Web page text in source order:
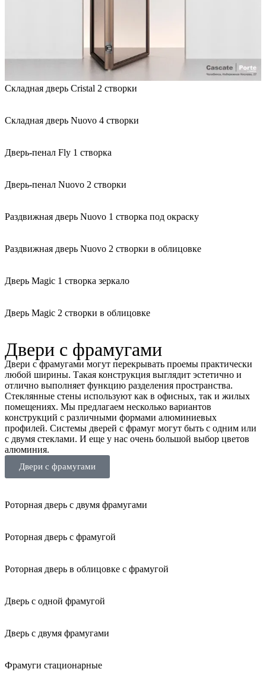
Складная дверь Cristal 2 створки
Складная дверь Nuovo 4 створки
Дверь-пенал Fly 1 створка
Дверь-пенал Nuovo 2 створки
Раздвижная дверь Nuovo 1 створка под окраску
Раздвижная дверь Nuovo 2 створки в облицовке
Дверь Magic 1 створка зеркало
Дверь Magic 2 створки в облицовке
Двери с фрамугами
Двери с фрамугами могут перекрывать проемы практически
любой ширины. Такая конструкция выглядит эстетично и
отлично выполняет функцию разделения пространства.
Стеклянные стены используют как в офисных, так и жилых
помещениях. Мы предлагаем несколько вариантов
конструкций с различными формами алюминиевых
профилей. Системы дверей с фрамуг могут быть с одним или
с двумя стеклами. И еще у нас очень большой выбор цветов
алюминия.
Двери с фрамугами
Роторная дверь с двумя фрамугами
Роторная дверь с фрамугой
Роторная дверь в облицовке с фрамугой
Дверь с одной фрамугой
Дверь с двумя фрамугами
Фрамуги стационарные